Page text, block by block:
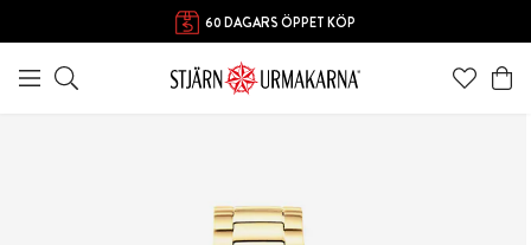
60 DAGARS ÖPPET KÖP